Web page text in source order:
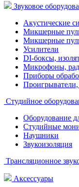
Звуковое
Акустические
Микшерные
Микшерные
Усилители
DI-боксы,
Микрофоны,
Приборы
Студийное
Оборудование
Студийные
Наушники
Звукоизоляция
Трансляционное
Аксессуары